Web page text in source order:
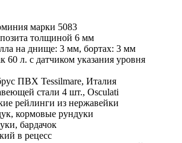
марки 5083
толщиной 6 мм
на днище: 3 мм, бортах: 3 мм
60 л. с датчиком указания уровня
ПВХ Tessilmare, Италия
стали 4 шт., Osculati
рейлинги из нержавейки
кормовые рундуки
бардачок
в рецесс